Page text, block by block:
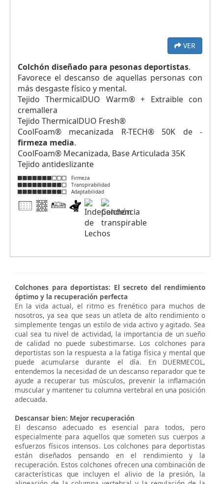
VER
Colchón diseñado para pesonas deportistas.
Favorece el descanso de aquellas personas con
más desgaste físico y mental.
Tejido ThermicalDUO Warm® + Extraible con
cremallera
Tejido ThermicalDUO Fresh®
CoolFoam® mecanizada R-TECH® 50K de -
firmeza media.
CoolFoam® Mecanizada, Base Articulada 35K
Tejido antideslizante
Firmeza
Transpirabilidad
Adaptabilidad
Colchones para deportistas: El secreto del rendimiento
óptimo y la recuperación perfecta
En la vida actual, el ritmo es frenético para muchos de
nosotros, ya sea que seas un atleta de alto rendimiento o
simplemente tengas un estilo de vida activo y agitado. Sea
cual sea tu nivel de actividad, la importancia de un sueño
de calidad no puede subestimarse. Los colchones para
deportistas son la respuesta a la fatiga física y mental que
puede acumularse durante el día. En DUERMECOL,
entendemos la necesidad de un descanso reparador que te
ayude a recuperar tus músculos, prevenir la inflamación
muscular y mantener tu columna vertebral en una posición
adecuada.
Descansar bien: Mejor recuperación
El descanso adecuado es esencial para todos, pero
especialmente para aquellos que someten sus cuerpos a
esfuerzos físicos intensos. Los colchones para deportistas
están diseñados pensando en el rendimiento y la
recuperación. Estos colchones ofrecen una combinación de
características que incluyen el alivio de la presión, la